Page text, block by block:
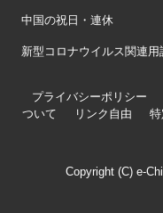
中国の祝日・連休
新型コロナウイルス関連用
プライバシーポリシー
ついて
リンク自由
Copyright (C) e-